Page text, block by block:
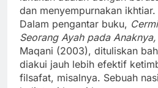
dan menyempurnakan ikhtiar.
Dalam pengantar buku,
Seorang Ayah pada Anaknya,
Maqani (2003), dituliskan
diakui jauh lebih efektif
filsafat, misalnya. Sebuah